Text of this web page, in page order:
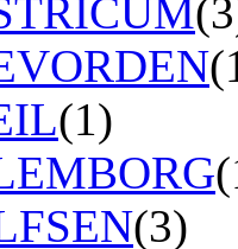
(1)
(3)